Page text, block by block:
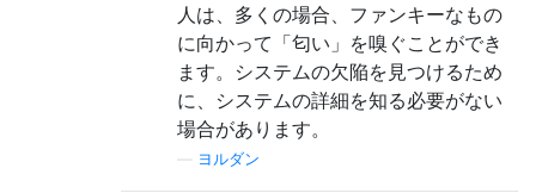
人は、多くの場合、ファンキーなもの
に向かって「匂い」を嗅ぐことができ
ます。システムの欠陥を見つけるため
に、システムの詳細を知る必要がない
場合があります。
ヨルダン